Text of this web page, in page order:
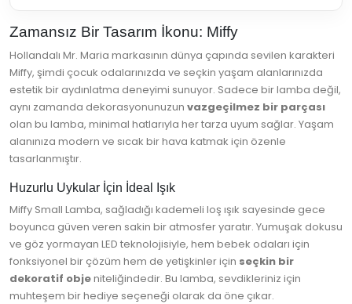
Zamansız Bir Tasarım İkonu: Miffy
Hollandalı Mr. Maria markasının dünya çapında sevilen karakteri
Miffy, şimdi çocuk odalarınızda ve seçkin yaşam alanlarınızda
estetik bir aydınlatma deneyimi sunuyor. Sadece bir lamba değil,
aynı zamanda dekorasyonunuzun vazgeçilmez bir parçası
olan bu lamba, minimal hatlarıyla her tarza uyum sağlar. Yaşam
alanınıza modern ve sıcak bir hava katmak için özenle
tasarlanmıştır.
Huzurlu Uykular İçin İdeal Işık
Miffy Small Lamba, sağladığı kademeli loş ışık sayesinde gece
boyunca güven veren sakin bir atmosfer yaratır. Yumuşak dokusu
ve göz yormayan LED teknolojisiyle, hem bebek odaları için
fonksiyonel bir çözüm hem de yetişkinler için seçkin bir
dekoratif objeniteliğindedir. Bu lamba, sevdikleriniz için
muhteşem bir hediye seçeneği olarak da öne çıkar.